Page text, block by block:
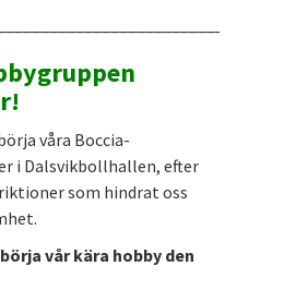
våra Boccia-
i Dalsvikbollhallen, efter
som hindrat oss
vår kära hobby den